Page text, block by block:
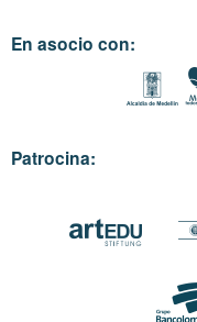
En asocio con:
Patrocina: